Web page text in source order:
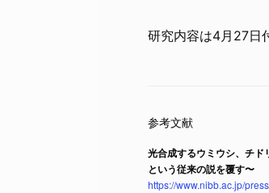
研究内容は4月27日
光合成するウミウシ、チド
という従来の説を覆す〜
https://www.nibb.ac.jp/